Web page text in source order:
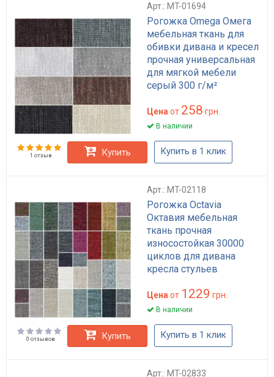
Арт.: MT-01694
Рогожка Omega Омега
мебельная ткань для
обивки дивана и кресел
прочная универсальная
для мягкой мебели
серый 300 г/м²
Цена от 258 грн.
В наличии
1 отзыв Купить Купить в 1 клик
Арт.: MT-02118
Рогожка Octavia
Октавия мебельная
ткань прочная
износостойкая 30000
циклов для дивана
кресла стульев
Цена от 1229 грн.
В наличии
0 отзывов Купить Купить в 1 клик
Арт.: MT-02833